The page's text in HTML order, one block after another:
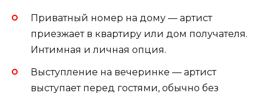
Приватный номер на дому — артист
приезжает в квартиру или дом получателя.
Интимная и личная опция.
Выступление на вечеринке — артист
выступает перед гостями, обычно без